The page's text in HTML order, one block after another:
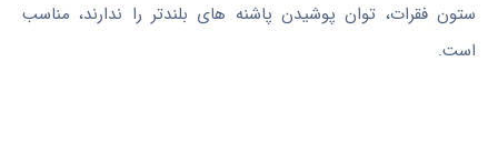
ستون فقرات، توان پوشیدن پاشنه های بلندتر را ندارند، مناسب
است.